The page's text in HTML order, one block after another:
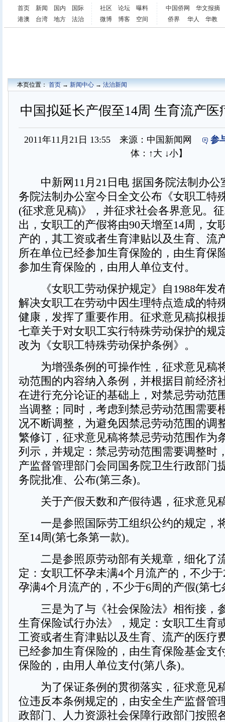
首页 新闻 国内
国际
港澳
台湾 地方 法治
社区 论坛
曝料
微博
博客 空间
中国侨网
华文报摘
侨界
华人 华教
本页位置：首页→新闻中心→法治新闻
中国拟延长产假至14周 生育流产医
2011年11月21日 13:55 来源：中国新闻网
参
体： ↑大 ↓小】
中新网11月21日电 据国务院法制办公
务院法制办公室今日全文公布《女职工特
(征求意见稿)》，并征求社会各界意见。
出，女职工的产假将由90天增至14周，女
产的，其工资或者生育津贴以及生育、流
所在单位已经参加生育保险的，由生育保
参加生育保险的，由用人单位支付。
《女职工劳动保护规定》自1988年发
解决女职工在劳动中因生理特点造成的特
健康，发挥了重要作用。征求意见稿拟根
七章关于对女职工实行特殊劳动保护的规
改为《女职工特殊劳动保护条例》。
为增强条例的可操作性，征求意见稿
动范围的内容纳入条例，并根据目前经济
在进行充分论证的基础上，对禁忌劳动范
当调整；同时，考虑到禁忌劳动范围需要
况不断调整，为避免因禁忌劳动范围的调
繁修订，征求意见稿将禁忌劳动范围作为
列示，并规定：禁忌劳动范围需要调整时
产监督管理部门会同国务院卫生行政部门
务院批准、公布(第三条)。
关于产假天数和产假待遇，征求意见
一是参照国际劳工组织公约的规定，
至14周(第七条第一款)。
二是参照原劳动部有关规章，细化了
定：女职工怀孕未满4个月流产的，不少
孕满4个月流产的，不少于6周的产假(第七
三是为了与《社会保险法》相衔接，
生育保险试行办法》，规定：女职工生育
工资或者生育津贴以及生育、流产的医疗
已经参加生育保险的，由生育保险基金支
保险的，由用人单位支付(第八条)。
为了保证条例的贯彻落实，征求意见
位违反本条例规定的，由安全生产监督管
政部门、人力资源社会保障行政部门按照